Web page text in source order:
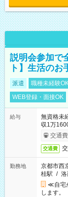
説明会参加で
ト】生活のお
派遣 職種未経験
WEB登録・面接OK
給与
無資格未
収1万
交通
交通費
勤務地
京都市西
桂駅 / 洛
≪自宅
します。